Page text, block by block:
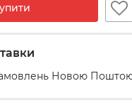
Новою Поштою